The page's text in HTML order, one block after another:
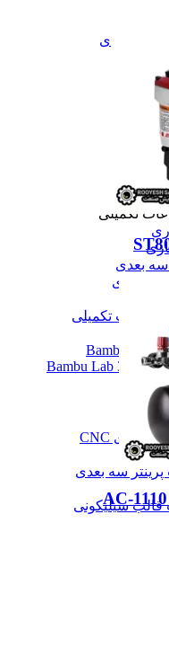
سه بعدی
لیزر
تکمیلی
سه بعدی
سه بعدی
تکمیلی
Bambu Lab 3D
سه بعدی
سیلیکونی